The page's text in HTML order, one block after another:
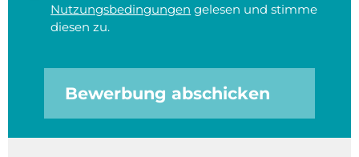
Nutzungsbedingungen gelesen und stimme
diesen zu.
Bewerbung abschicken